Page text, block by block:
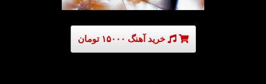
خرید آهنگ ۱۵۰۰۰ تومان